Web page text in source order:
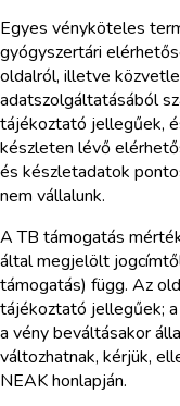
Egyes vényköteles
gyógyszertári
oldalról, illetve
adatszolgáltatásából
tájékoztató jellegűek,
készleten lévő
és készletadatok
nem vállalunk.
A TB támogatás
által megjelölt
támogatás) függ. Az
tájékoztató jellegűek;
a vény beváltásakor
változhatnak, kérjük,
NEAK honlapján.